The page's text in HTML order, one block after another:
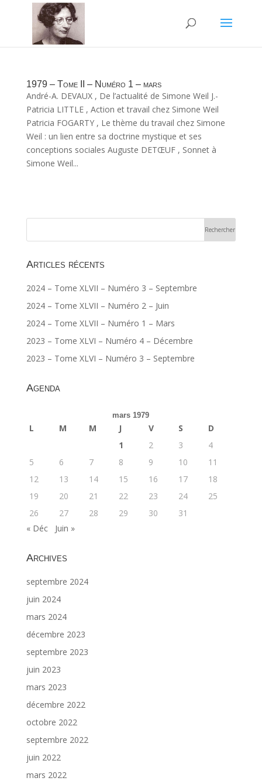
1979 – Tome II – Numéro 1 – mars
André-A. DEVAUX , De l’actualité de Simone Weil J.-
Patricia LITTLE , Action et travail chez Simone Weil
Patricia FOGARTY , Le thème du travail chez Simone
Weil : un lien entre sa doctrine mystique et ses
conceptions sociales Auguste DETŒUF , Sonnet à
Simone Weil...
Articles récents
2024 – Tome XLVII – Numéro 3 – Septembre
2024 – Tome XLVII – Numéro 2 – Juin
2024 – Tome XLVII – Numéro 1 – Mars
2023 – Tome XLVI – Numéro 4 – Décembre
2023 – Tome XLVI – Numéro 3 – Septembre
Agenda
mars 1979
L M M J V S
D
1
2 3
4
5
6 7 8 9 10
11
12
13 14 15 16 17
18
19
20 21 22 23 24
25
26
27 28 29 30
31
« Déc
Juin »
Archives
septembre 2024
juin 2024
mars 2024
décembre 2023
septembre 2023
juin 2023
mars 2023
décembre 2022
octobre 2022
septembre 2022
juin 2022
mars 2022